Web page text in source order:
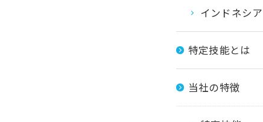
インドネシア
特定技能とは
当社の特徴